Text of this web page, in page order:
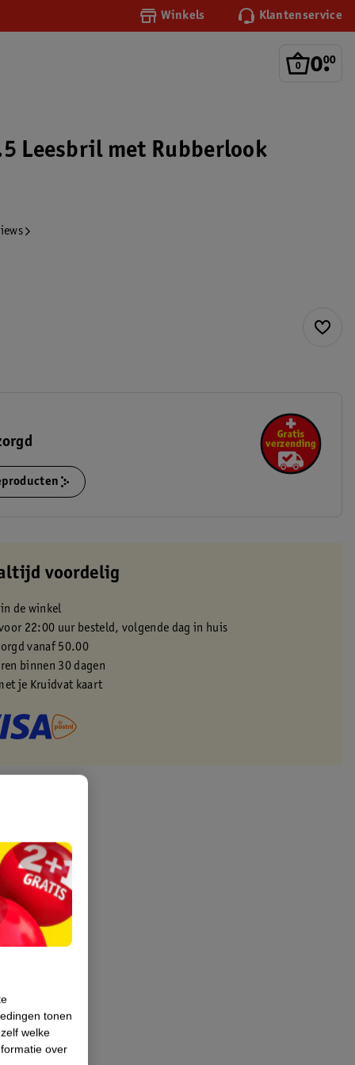
Winkels Klantenservice
0.
00
Leesbril met Rubberlook
voordelig
de winkel
22:00 uur besteld, volgende dag in huis
vanaf 50.00
binnen 30 dagen
je Kruidvat kaart
tonen
welke
over